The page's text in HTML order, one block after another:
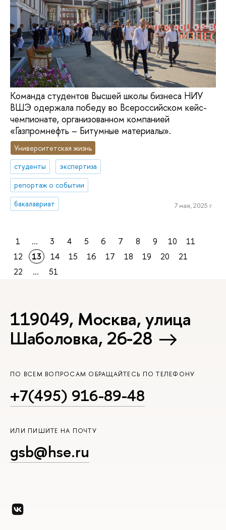
Команда студентов Высшей школы бизнеса НИУ
ВШЭ одержала победу во Всероссийском кейс-
чемпионате, организованном компанией
«Газпромнефть – Битумные материалы».
Университетская жизнь
студенты
экспертиза
репортаж о событии
бакалавриат
7 мая, 2025 г.
1 ... 3 4 5 6 7 8 9 10
11
12
13 14 15 16 17 18 19 20
21
22
... 51
119049, Москва, улица
Шаболовка, 26-28
ПО ВСЕМ ВОПРОСАМ ОБРАЩАЙТЕСЬ ПО ТЕЛЕФОНУ
+7(495) 916-89-48
ИЛИ ПИШИТЕ НА ПОЧТУ
gsb@hse.ru